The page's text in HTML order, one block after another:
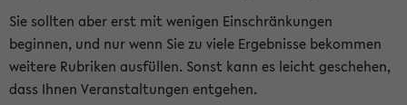
Sie sollten aber erst mit wenigen Einschränkungen
beginnen, und nur wenn Sie zu viele Ergebnisse bekommen
weitere Rubriken ausfüllen. Sonst kann es leicht geschehen,
dass Ihnen Veranstaltungen entgehen.